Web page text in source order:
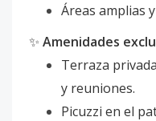
Áreas amplias
✨ Amenidades
Terraza
y reuniones.
Picuzzi en el